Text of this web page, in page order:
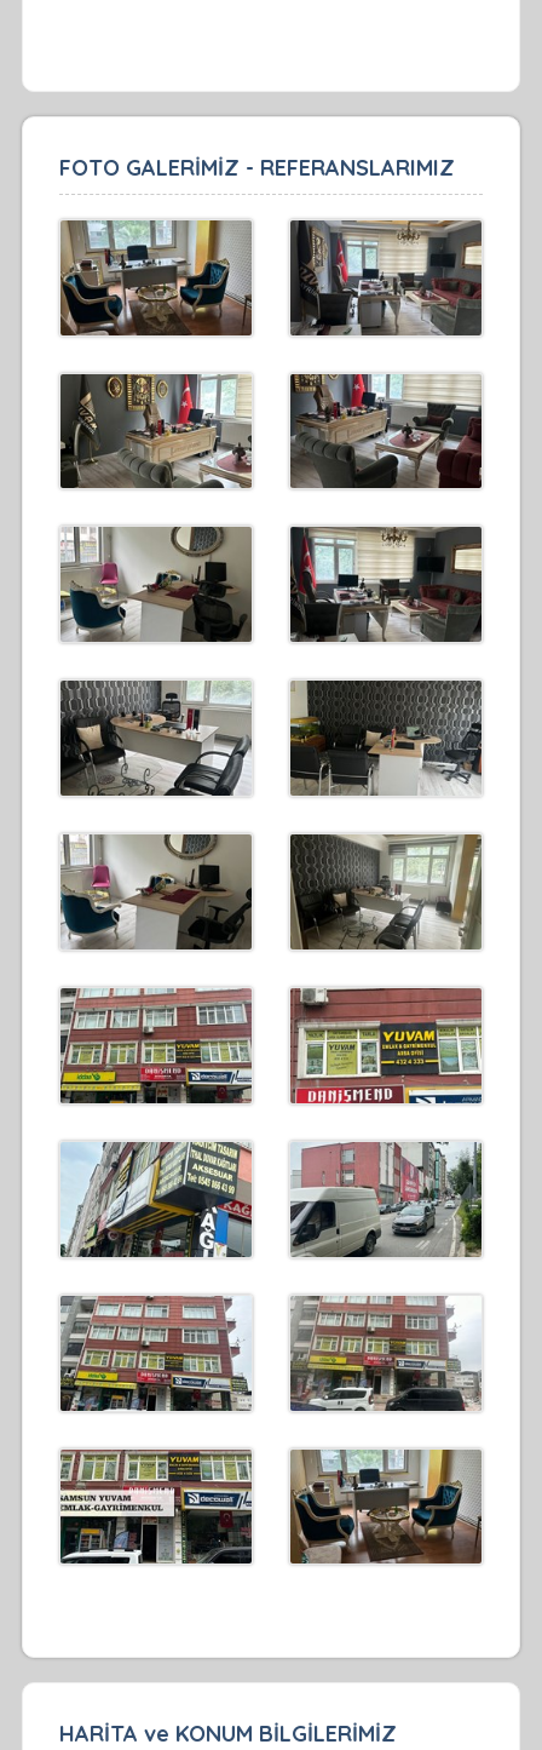
FOTO GALERİMİZ - REFERANSLARIMIZ
HARİTA ve KONUM BİLGİLERİMİZ